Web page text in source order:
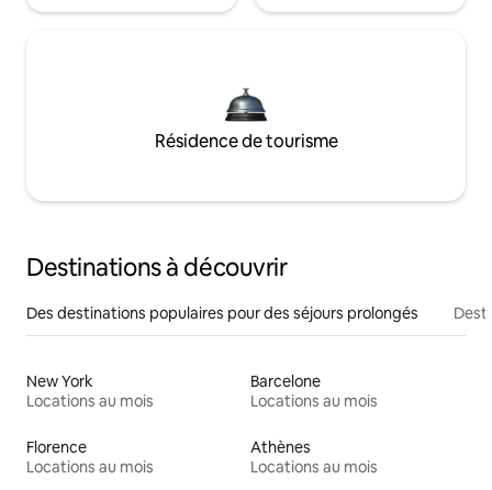
Résidence de tourisme
Destinations à découvrir
Des destinations populaires pour des séjours prolongés
New York
Locations au mois
Barcelone
Locations au mois
Florence
Locations au mois
Athènes
Locations au mois